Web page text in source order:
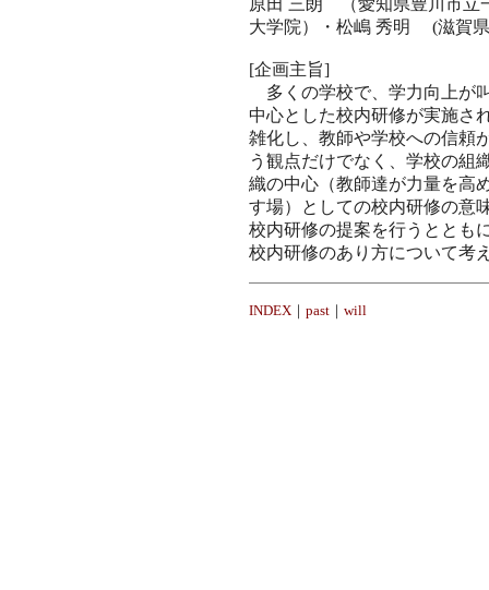
原田 三朗 （愛知県豊川市立
大学院）・松嶋 秀明 (滋賀
[企画主旨]
多くの学校で、学力向上が
中心とした校内研修が実施さ
雑化し、教師や学校への信頼
う観点だけでなく、学校の組
織の中心（教師達が力量を高
す場）としての校内研修の意
校内研修の提案を行うととも
校内研修のあり方について考
INDEX ｜ past ｜ will